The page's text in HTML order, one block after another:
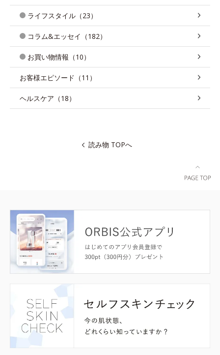
ライフスタイル（23）
コラム&エッセイ（182）
お買い物情報（10）
お客様エピソード（11）
ヘルスケア（18）
読み物 TOPへ